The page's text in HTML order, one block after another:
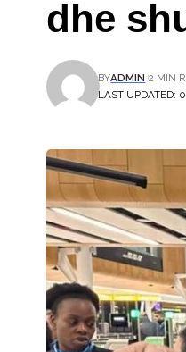
dhe
LAST UPDATED:
BYADMIN 2 MIN